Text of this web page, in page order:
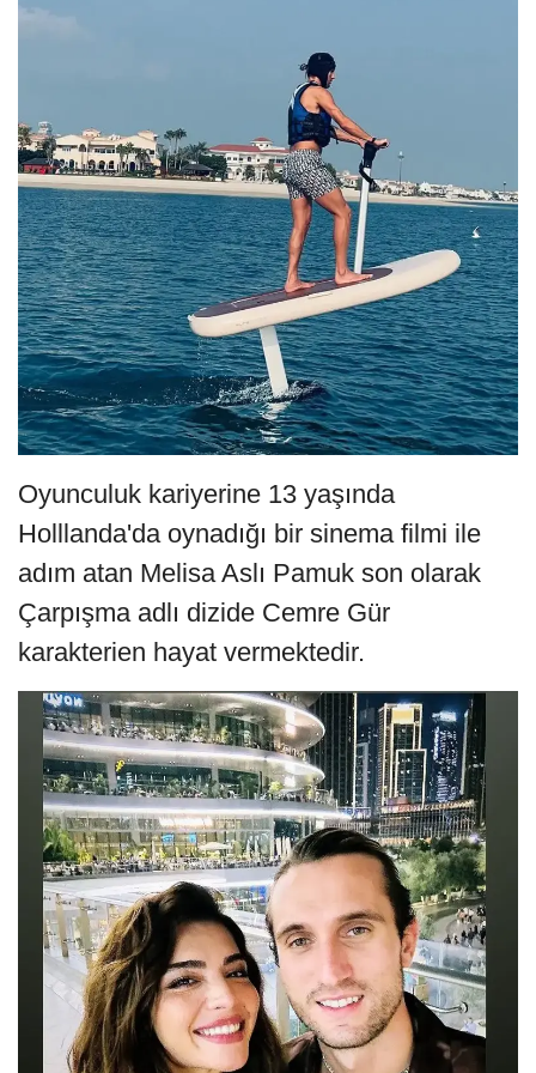
Oyunculuk kariyerine 13 yaşında
Holllanda'da oynadığı bir sinema filmi ile
adım atan Melisa Aslı Pamuk son olarak
Çarpışma adlı dizide Cemre Gür
karakterien hayat vermektedir.